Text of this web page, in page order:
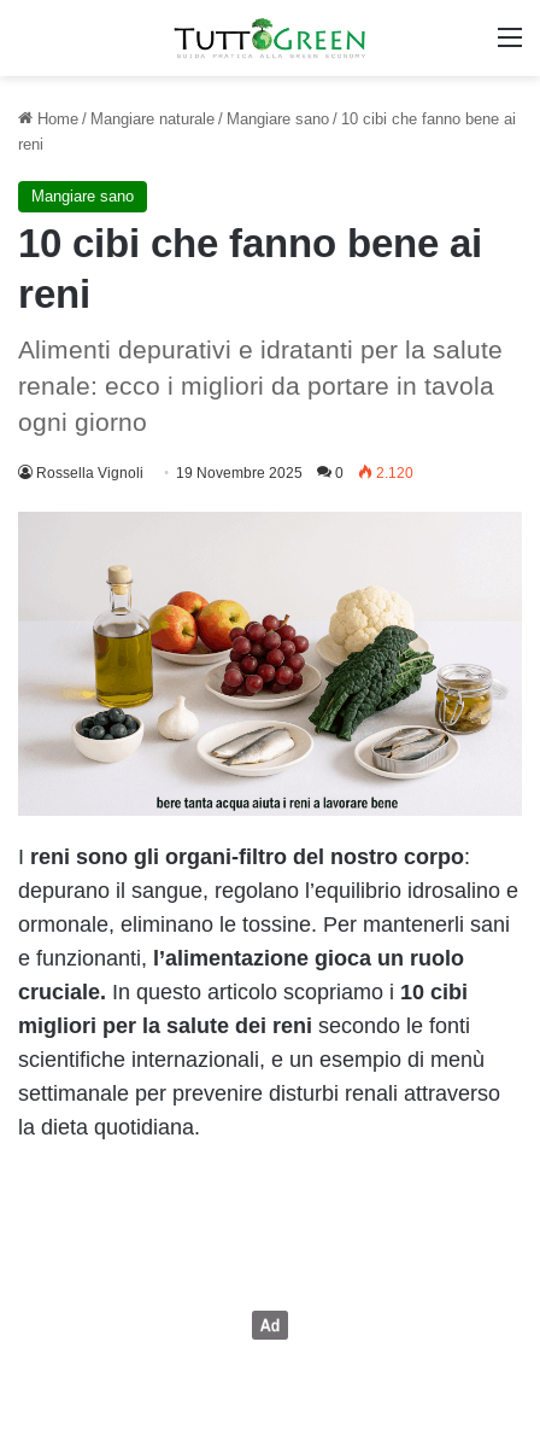
Home / Mangiare naturale / Mangiare sano / 10 cibi che fanno bene ai
reni
Mangiare sano
10 cibi che fanno bene ai
reni
Alimenti depurativi e idratanti per la salute
renale: ecco i migliori da portare in tavola
ogni giorno
Rossella Vignoli 19 Novembre 2025 0 2.120
I reni sono gli organi-filtro del nostro corpo:
depurano il sangue, regolano l’equilibrio idrosalino e
ormonale, eliminano le tossine. Per mantenerli sani
e funzionanti, l’alimentazione gioca un ruolo
cruciale. In questo articolo scopriamo i 10 cibi
migliori per la salute dei reni secondo le fonti
scientifiche internazionali, e un esempio di menù
settimanale per prevenire disturbi renali attraverso
la dieta quotidiana.